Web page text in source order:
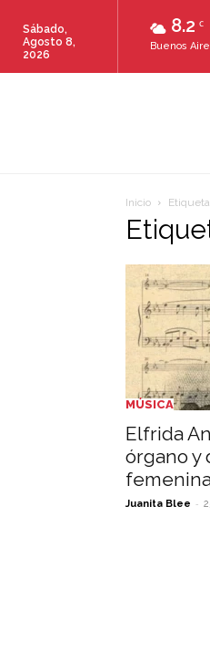
8.2 C
Buenos
Sábado,
Agosto 8,
2026
Inicio
MÚSICA
Elfrida
órgano y
Juanita Blee -